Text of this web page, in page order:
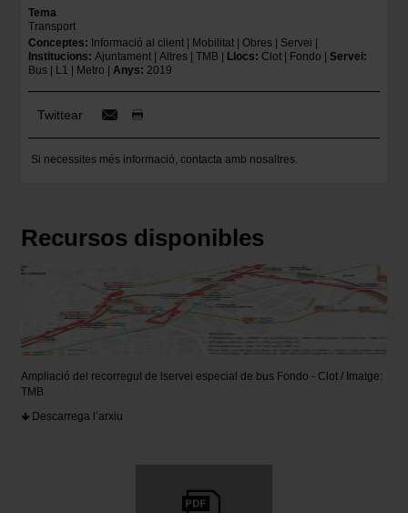
Tema
Transport
Conceptes
Informació al client Mobilitat Obres
Servei
Institucions Ajuntament Altres TMB Llocs Clot Fondo
Servei
Bus
L1 Metro Anys 2019
Twittear
Si necessites més informació, contacta amb nosaltres.
Recursos disponibles
Ampliació del recorregut de lservei especial de bus Fondo - Clot / Imatge:
TMB
Descarrega l’arxiu